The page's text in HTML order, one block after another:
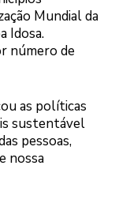
Mundial da
Idosa.
número de
as políticas
sustentável
pessoas,
nossa